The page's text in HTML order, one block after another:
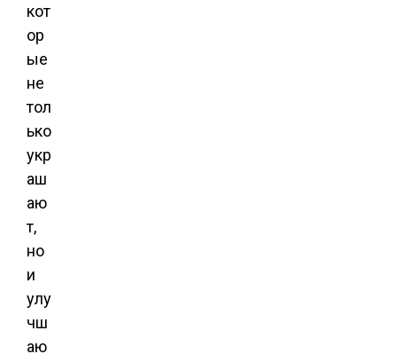
кот
ор
ые
не
тол
ько
укр
аш
аю
т,
но
и
улу
чш
аю